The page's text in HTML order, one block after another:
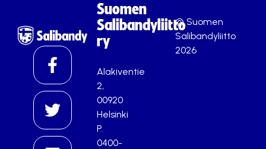
Suomen
Salibandyliitto
ry
Alakiventie
2,
00920
Helsinki
P.
0400-
© Suomen
Salibandyliitto
2026